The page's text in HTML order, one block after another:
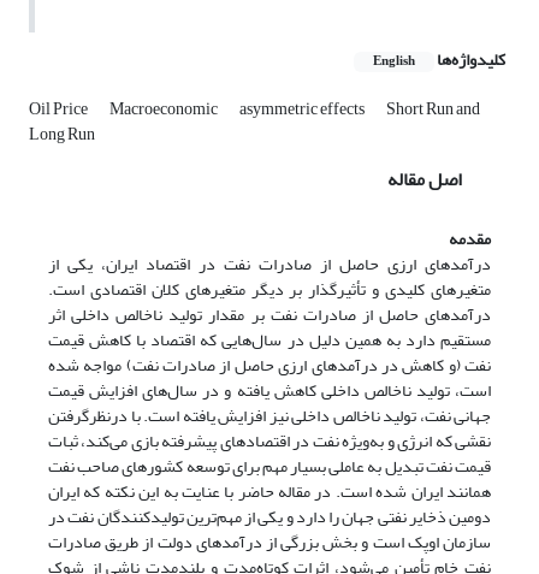
کلیدواژه‌ها English
Oil Price Macroeconomic asymmetric effects Short Run and
Long Run
اصل مقاله
مقدمه
درآمدهای ارزی حاصل از صادرات نفت در اقتصاد ایران، یکی از
متغیرهای کلیدی و تأثیرگذار بر دیگر متغیرهای کلان اقتصادی است.
درآمدهای حاصل از صادرات نفت بر مقدار تولید ناخالص داخلی اثر
مستقیم دارد به همین دلیل در سال‌هایی که اقتصاد با کاهش قیمت
نفت (و کاهش در درآمدهای ارزی حاصل از صادرات نفت) مواجه شده
است، تولید ناخالص داخلی کاهش یافته و در سال‌های افزایش قیمت
جهانی نفت، تولید ناخالص داخلی نیز افزایش یافته است. با درنظر‌گرفتن
نقشی که انرژی و به‌ویژه نفت در اقتصادهای پیشرفته بازی می‌کند، ثبات
قیمت نفت تبدیل به عاملی بسیار مهم برای توسعه کشورهای صاحب نفت
همانند ایران شده است. در مقاله حاضر با عنایت به این نکته که ایران
دومین ذخایر نفتی جهان را دارد و یکی از مهم‌ترین تولیدکنندگان نفت در
سازمان اوپک است و بخش بزرگی از درآمدهای دولت از طریق صادرات